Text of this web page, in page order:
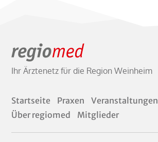
Ihr Ärztenetz für die Region Weinheim
Startseite Praxen Veranstaltungen
Über regiomed
Mitglieder